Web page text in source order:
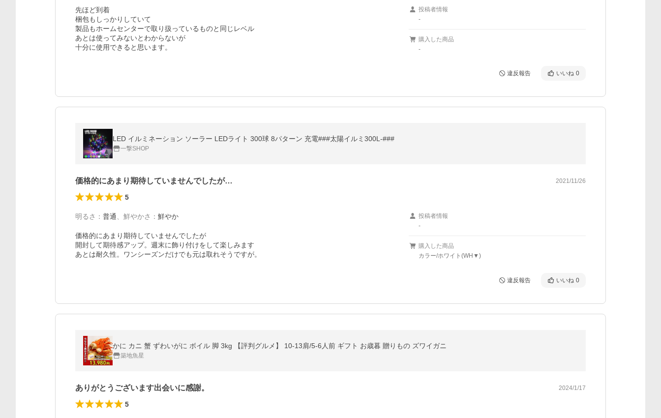
先ほど到着
梱包もしっかりしていて
製品もホームセンターで取り扱っているものと同じレベル
あとは使ってみないとわからないが
十分に使用できると思います。
投稿者情報
-
購入した商品
-
違反報告 いいね 0
LED イルミネーション ソーラー LEDライト 300球 8パターン 充電###太陽イルミ300L-###
一撃SHOP
価格的にあまり期待していませんでしたが… 2021/11/26
5
明るさ ： 普通 鮮やかさ ： 鮮やか
価格的にあまり期待していませんでしたが
開封して期待感アップ。週末に飾り付けをして楽しみます
あとは耐久性。ワンシーズンだけでも元は取れそうですが。
投稿者情報
-
購入した商品
カラー/ホワイト(WH▼)
違反報告 いいね 0
かに カニ 蟹 ずわいがに ボイル 脚 3kg 【評判グルメ】 10-13肩/5-6人前 ギフト お歳暮 贈りもの ズワイガニ
築地魚星
ありがとうございます出会いに感謝。 2024/1/17
5